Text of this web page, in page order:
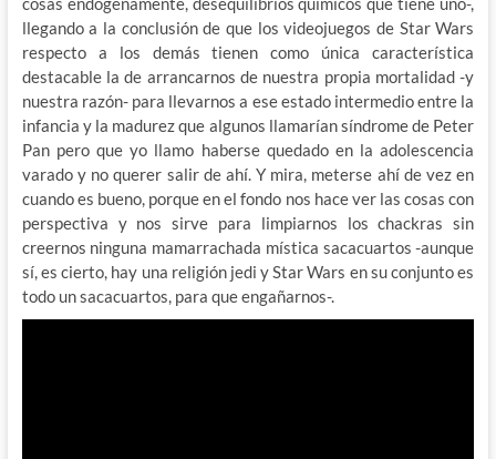
llegando a la conclusión de que los videojuegos de Star Wars
respecto a los demás tienen como única característica
destacable la de arrancarnos de nuestra propia mortalidad -y
nuestra razón- para llevarnos a ese estado intermedio entre la
infancia y la madurez que algunos llamarían síndrome de Peter
Pan pero que yo llamo haberse quedado en la adolescencia
varado y no querer salir de ahí. Y mira, meterse ahí de vez en
cuando es bueno, porque en el fondo nos hace ver las cosas con
perspectiva y nos sirve para limpiarnos los chackras sin
creernos ninguna mamarrachada mística sacacuartos -aunque
sí, es cierto, hay una religión jedi y Star Wars en su conjunto es
todo un sacacuartos, para que engañarnos-.